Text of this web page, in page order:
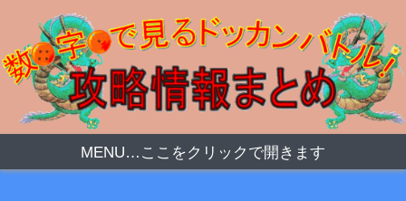
MENU…ここをクリックで開きます